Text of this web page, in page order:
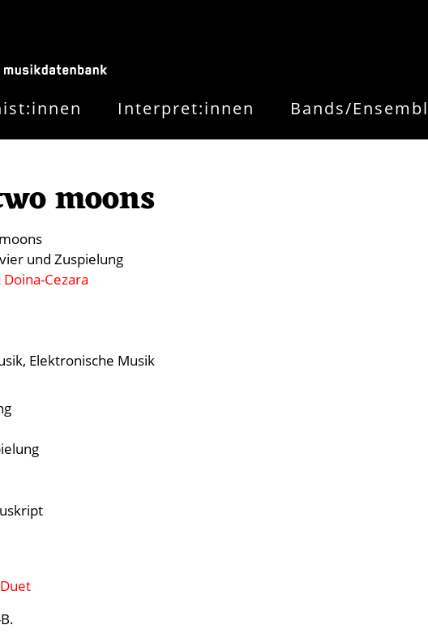
Interpret:innen Bands/
moons
und Zuspielung
Cezara
Elektronische Musik